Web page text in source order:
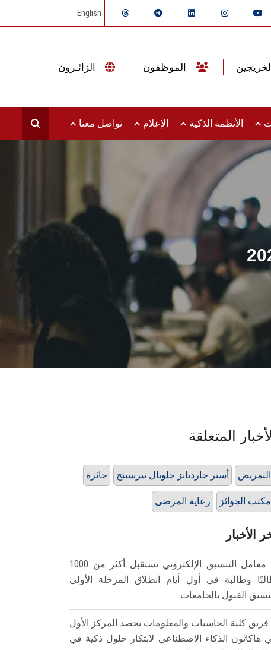
English
الأنظمة الذكية الإعلام تواصل معنا
الأخبار المتعلقة
جائزة أستر جارديانز جلوبال نيرسينج التمريض
رعاية المرضى مكتب الجوائز
الأخبار
معامل التنسيق الإلكتروني تستقبل أكثر من 1000
وطالبة في أول أيام انطلاق المرحلة الأولى
القبول بالجامعات
فريق كلية الحاسبات والمعلومات يحصد المركز الأول
هاكاثون الذكاء الاصطناعي لابتكار حلول ذكية في